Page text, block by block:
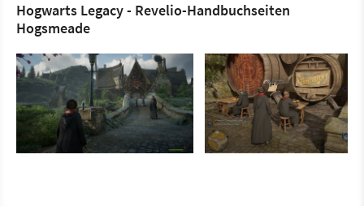
Hogwarts Legacy - Revelio-Handbuchseiten
Hogsmeade